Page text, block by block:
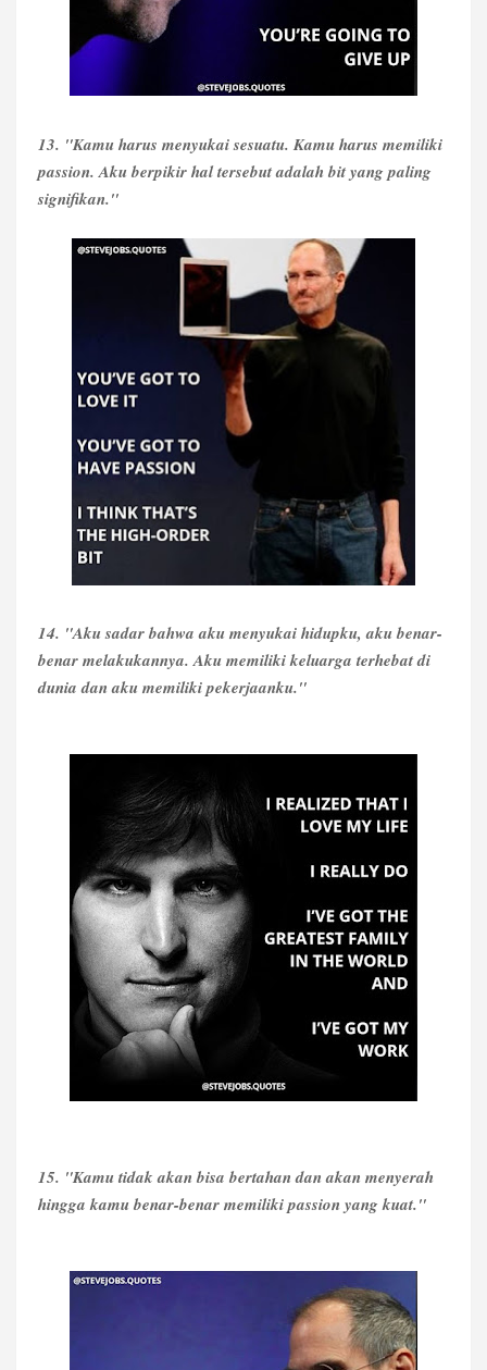
13. "Kamu harus menyukai sesuatu. Kamu harus memiliki
passion. Aku berpikir hal tersebut adalah bit yang paling
signifikan."
14. "Aku sadar bahwa aku menyukai hidupku, aku benar-
benar melakukannya. Aku memiliki keluarga terhebat di
dunia dan aku memiliki pekerjaanku."
15. "Kamu tidak akan bisa bertahan dan akan menyerah
hingga kamu benar-benar memiliki passion yang kuat."